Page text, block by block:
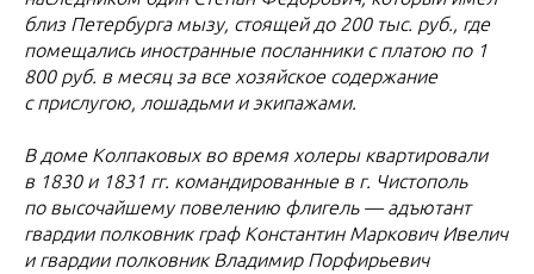
близ Петербурга мызу, стоящей до 200 тыс. руб., где
помещались иностранные посланники с платою по 1
800 руб. в месяц за все хозяйское содержание
с прислугою, лошадьми и экипажами.
В доме Колпаковых во время холеры квартировали
в 1830 и 1831 гг. командированные в г. Чистополь
по высочайшему повелению флигель — адъютант
гвардии полковник граф Константин Маркович Ивелич
и гвардии полковник Владимир Порфирьевич